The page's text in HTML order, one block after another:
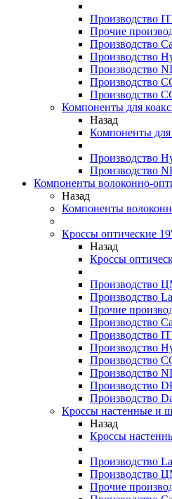
Производство
Прочие
Производство
Производство
Производство
Производство
Производство
Компоненты для
Назад
Компоненты для
Производство
Производство
Компоненты волоконно-
Назад
Компоненты
Кроссы оптические
Назад
Кроссы
Производство
Производство
Прочие
Производство
Производство
Производство
Производство
Производство
Производство
Производство
Кроссы настенные и
Назад
Кроссы
Производство
Производство
Прочие